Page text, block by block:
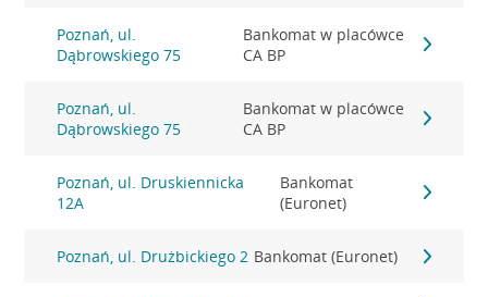
Poznań, ul.
Dąbrowskiego 75
Bankomat w placówce
CA BP
Poznań, ul.
Dąbrowskiego 75
Bankomat w placówce
CA BP
Poznań, ul. Druskiennicka
12A
Bankomat
(Euronet)
Poznań, ul. Drużbickiego 2 Bankomat (Euronet)